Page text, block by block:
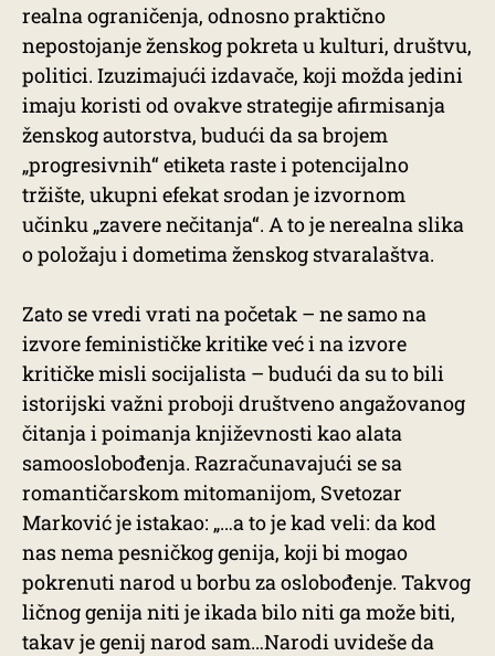
realna ograničenja, odnosno praktično
nepostojanje ženskog pokreta u kulturi, društvu,
politici. Izuzimajući izdavače, koji možda jedini
imaju koristi od ovakve strategije afirmisanja
ženskog autorstva, budući da sa brojem
„progresivnih“ etiketa raste i potencijalno
tržište, ukupni efekat srodan je izvornom
učinku „zavere nečitanja“. A to je nerealna slika
o položaju i dometima ženskog stvaralaštva.
Zato se vredi vrati na početak – ne samo na
izvore feminističke kritike već i na izvore
kritičke misli socijalista – budući da su to bili
istorijski važni proboji društveno angažovanog
čitanja i poimanja književnosti kao alata
samooslobođenja. Razračunavajući se sa
romantičarskom mitomanijom, Svetozar
Marković je istakao: „…a to je kad veli: da kod
nas nema pesničkog genija, koji bi mogao
pokrenuti narod u borbu za oslobođenje. Takvog
ličnog genija niti je ikada bilo niti ga može biti,
takav je genij narod sam…Narodi uvideše da